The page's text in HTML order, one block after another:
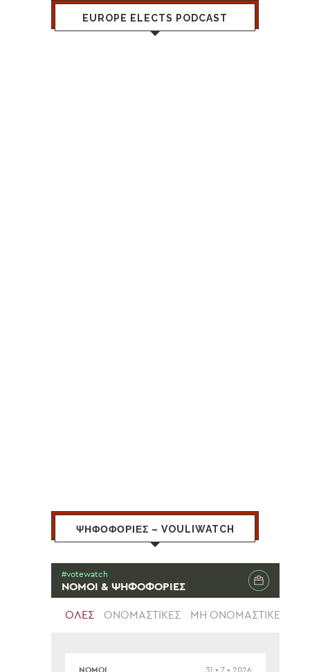
EUROPE ELECTS PODCAST
ΨΗΦΟΦΟΡΙΕΣ – VOULIWATCH